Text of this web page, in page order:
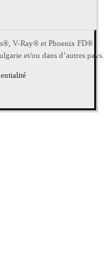
V-Ray® et Phoenix FD®
et/ou dans d’autres pays.